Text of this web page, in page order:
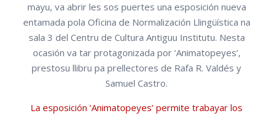
mayu, va abrir les sos puertes una esposición nueva
entamada pola Oficina de Normalización Llingüística na
sala 3 del Centru de Cultura Antiguu Institutu. Nesta
ocasión va tar protagonizada por ‘Animatopeyes’,
prestosu llibru pa prellectores de Rafa R. Valdés y
Samuel Castro.
La esposición ‘Animatopeyes’ permite trabayar los